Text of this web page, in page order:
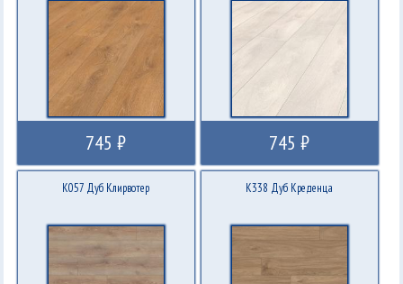
745 ₽ 745 ₽
K057 Дуб Клирвотер K338 Дуб Креденца